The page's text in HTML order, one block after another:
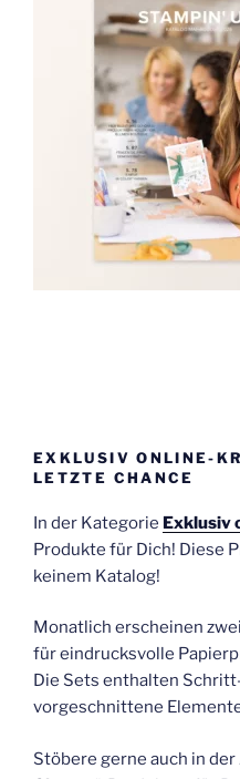
EXKLUSIV ONLINE-
LETZTE CHANCE
In der Kategorie Exklusiv
Produkte für Dich! Diese
keinem Katalog!
Monatlich erscheinen
für eindrucksvolle
Die Sets enthalten
vorgeschnittene
Stöbere gerne auch in der